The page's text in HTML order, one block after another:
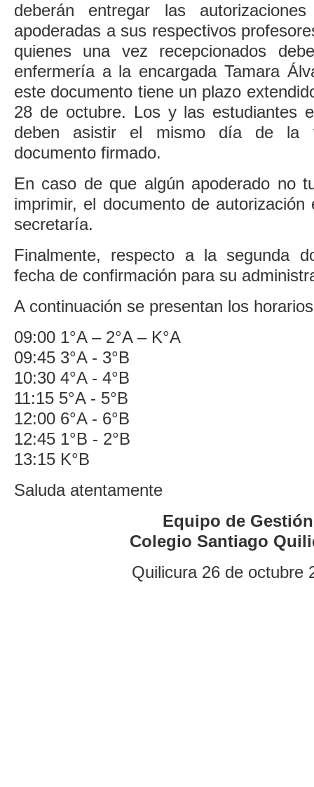
deberán entregar las
apoderadas a sus respectivos
quienes una vez recepcionados
enfermería a la encargada Tamara
este documento tiene un plazo
28 de octubre. Los y las estudiantes
deben asistir el mismo día de la
documento firmado.
En caso de que algún apoderado no
imprimir, el documento de autorización
secretaría.
Finalmente, respecto a la segunda
fecha de confirmación para su
A continuación se presentan los
09:00 1°A – 2°A – K°A
09:45 3°A - 3°B
10:30 4°A - 4°B
11:15 5°A - 5°B
12:00 6°A - 6°B
12:45 1°B - 2°B
13:15 K°B
Saluda atentamente
Equipo de Gestión
Colegio Santiago
Quilicura 26 de octubre